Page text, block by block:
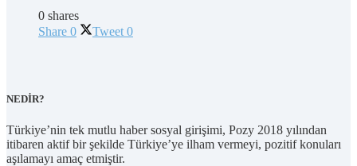
0 shares
Share 0 Tweet 0
NEDİR?
Türkiye’nin tek mutlu haber sosyal girişimi, Pozy 2018 yılından
itibaren aktif bir şekilde Türkiye’ye ilham vermeyi, pozitif konuları
aşılamayı amaç etmiştir.